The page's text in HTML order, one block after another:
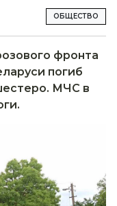
ОБЩЕСТВО
фронта
погиб
МЧС в